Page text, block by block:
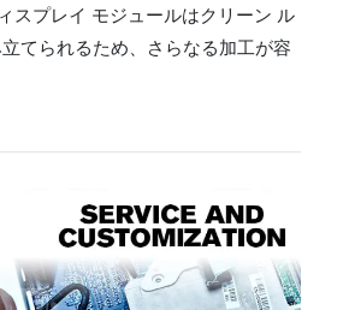
スプレイ モジュールはクリーン ル
てられるため、さらなる加工が容